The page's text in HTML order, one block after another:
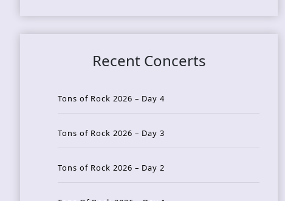
Recent Concerts
Tons of Rock 2026 – Day 4
Tons of Rock 2026 – Day 3
Tons of Rock 2026 – Day 2